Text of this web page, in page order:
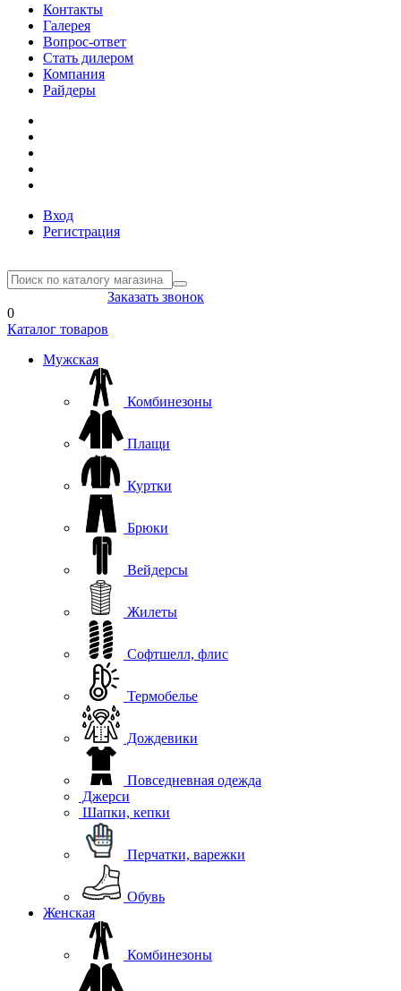
Контакты
Галерея
Вопрос-ответ
Стать дилером
Компания
Райдеры
Вход
Регистрация
Заказать звонок
0
Каталог товаров
Мужская
Комбинезоны
Плащи
Куртки
Брюки
Вейдерсы
Жилеты
Софтшелл, флис
Термобелье
Дождевики
Повседневная одежда
Джерси
Шапки, кепки
Перчатки, варежки
Обувь
Женская
Комбинезоны